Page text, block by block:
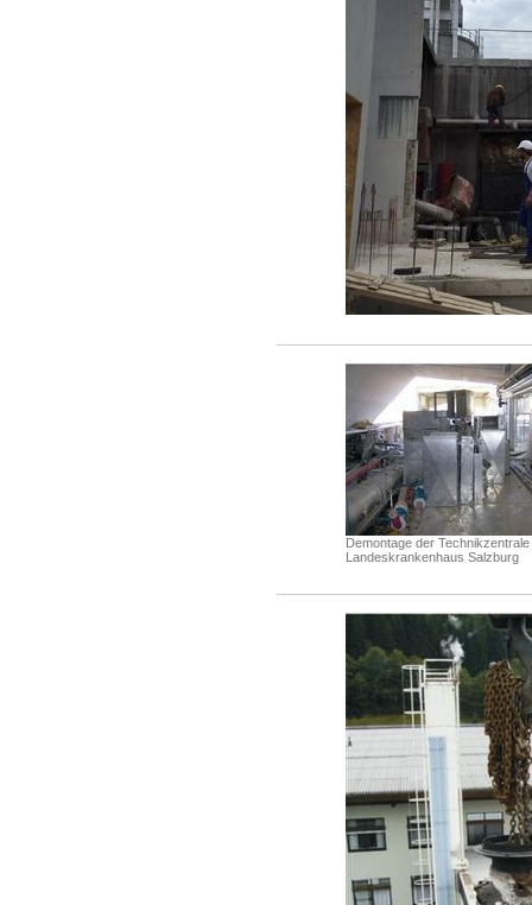
Demontage der Technikzentrale
Landeskrankenhaus Salzburg